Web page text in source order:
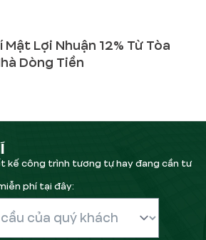
Mật Lợi Nhuận 12% Từ Tòa
Dòng Tiền
kế công trình tương tự hay đang cần tư
phí tại đây: